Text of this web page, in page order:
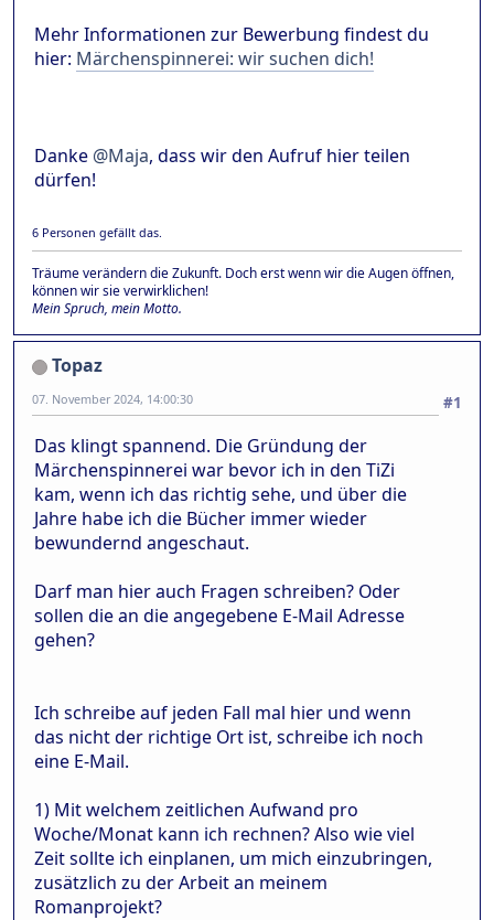
Mehr Informationen zur Bewerbung findest du
hier: Märchenspinnerei: wir suchen dich!
Danke @Maja, dass wir den Aufruf hier teilen
dürfen!
6 Personen gefällt das.
Träume verändern die Zukunft. Doch erst wenn wir die Augen öffnen,
können wir sie verwirklichen!
Mein Spruch, mein Motto.
Topaz
#1
07. November 2024, 14:00:30
Das klingt spannend. Die Gründung der
Märchenspinnerei war bevor ich in den TiZi
kam, wenn ich das richtig sehe, und über die
Jahre habe ich die Bücher immer wieder
bewundernd angeschaut.
Darf man hier auch Fragen schreiben? Oder
sollen die an die angegebene E-Mail Adresse
gehen?
Ich schreibe auf jeden Fall mal hier und wenn
das nicht der richtige Ort ist, schreibe ich noch
eine E-Mail.
1) Mit welchem zeitlichen Aufwand pro
Woche/Monat kann ich rechnen? Also wie viel
Zeit sollte ich einplanen, um mich einzubringen,
zusätzlich zu der Arbeit an meinem
Romanprojekt?